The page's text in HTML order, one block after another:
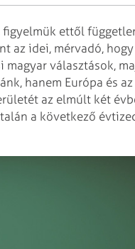
ettől
az idei, mérvadó,
választások,
hanem Európa és
az elmúlt két
a következő